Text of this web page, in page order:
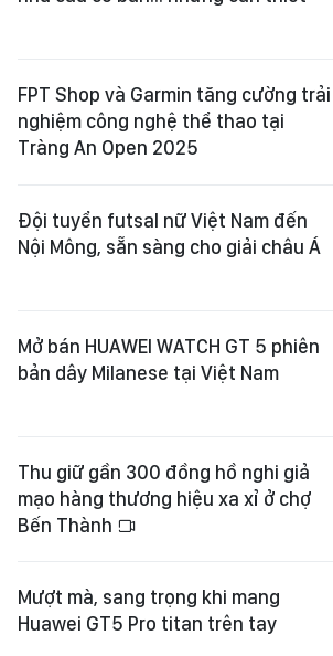
FPT Shop và Garmin tăng cường trải
nghiệm công nghệ thể thao tại
Tràng An Open 2025
Đội tuyển futsal nữ Việt Nam đến
Nội Mông, sẵn sàng cho giải châu Á
Mở bán HUAWEI WATCH GT 5 phiên
bản dây Milanese tại Việt Nam
Thu giữ gần 300 đồng hồ nghi giả
mạo hàng thương hiệu xa xỉ ở chợ
Bến Thành
Mượt mà, sang trọng khi mang
Huawei GT5 Pro titan trên tay